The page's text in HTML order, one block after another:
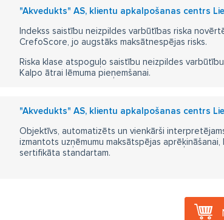
"Akvedukts" AS, klientu apkalpošanas centrs
Indekss saistību neizpildes varbūtības riska
CrefoScore, jo augstāks maksātnespējas risks.
Riska klase atspoguļo saistību neizpildes
Kalpo ātrai lēmuma pieņemšanai.
"Akvedukts" AS, klientu apkalpošanas centrs
Objektīvs, automatizēts un vienkārši
izmantots uzņēmumu maksātspējas
sertifikāta standartam.